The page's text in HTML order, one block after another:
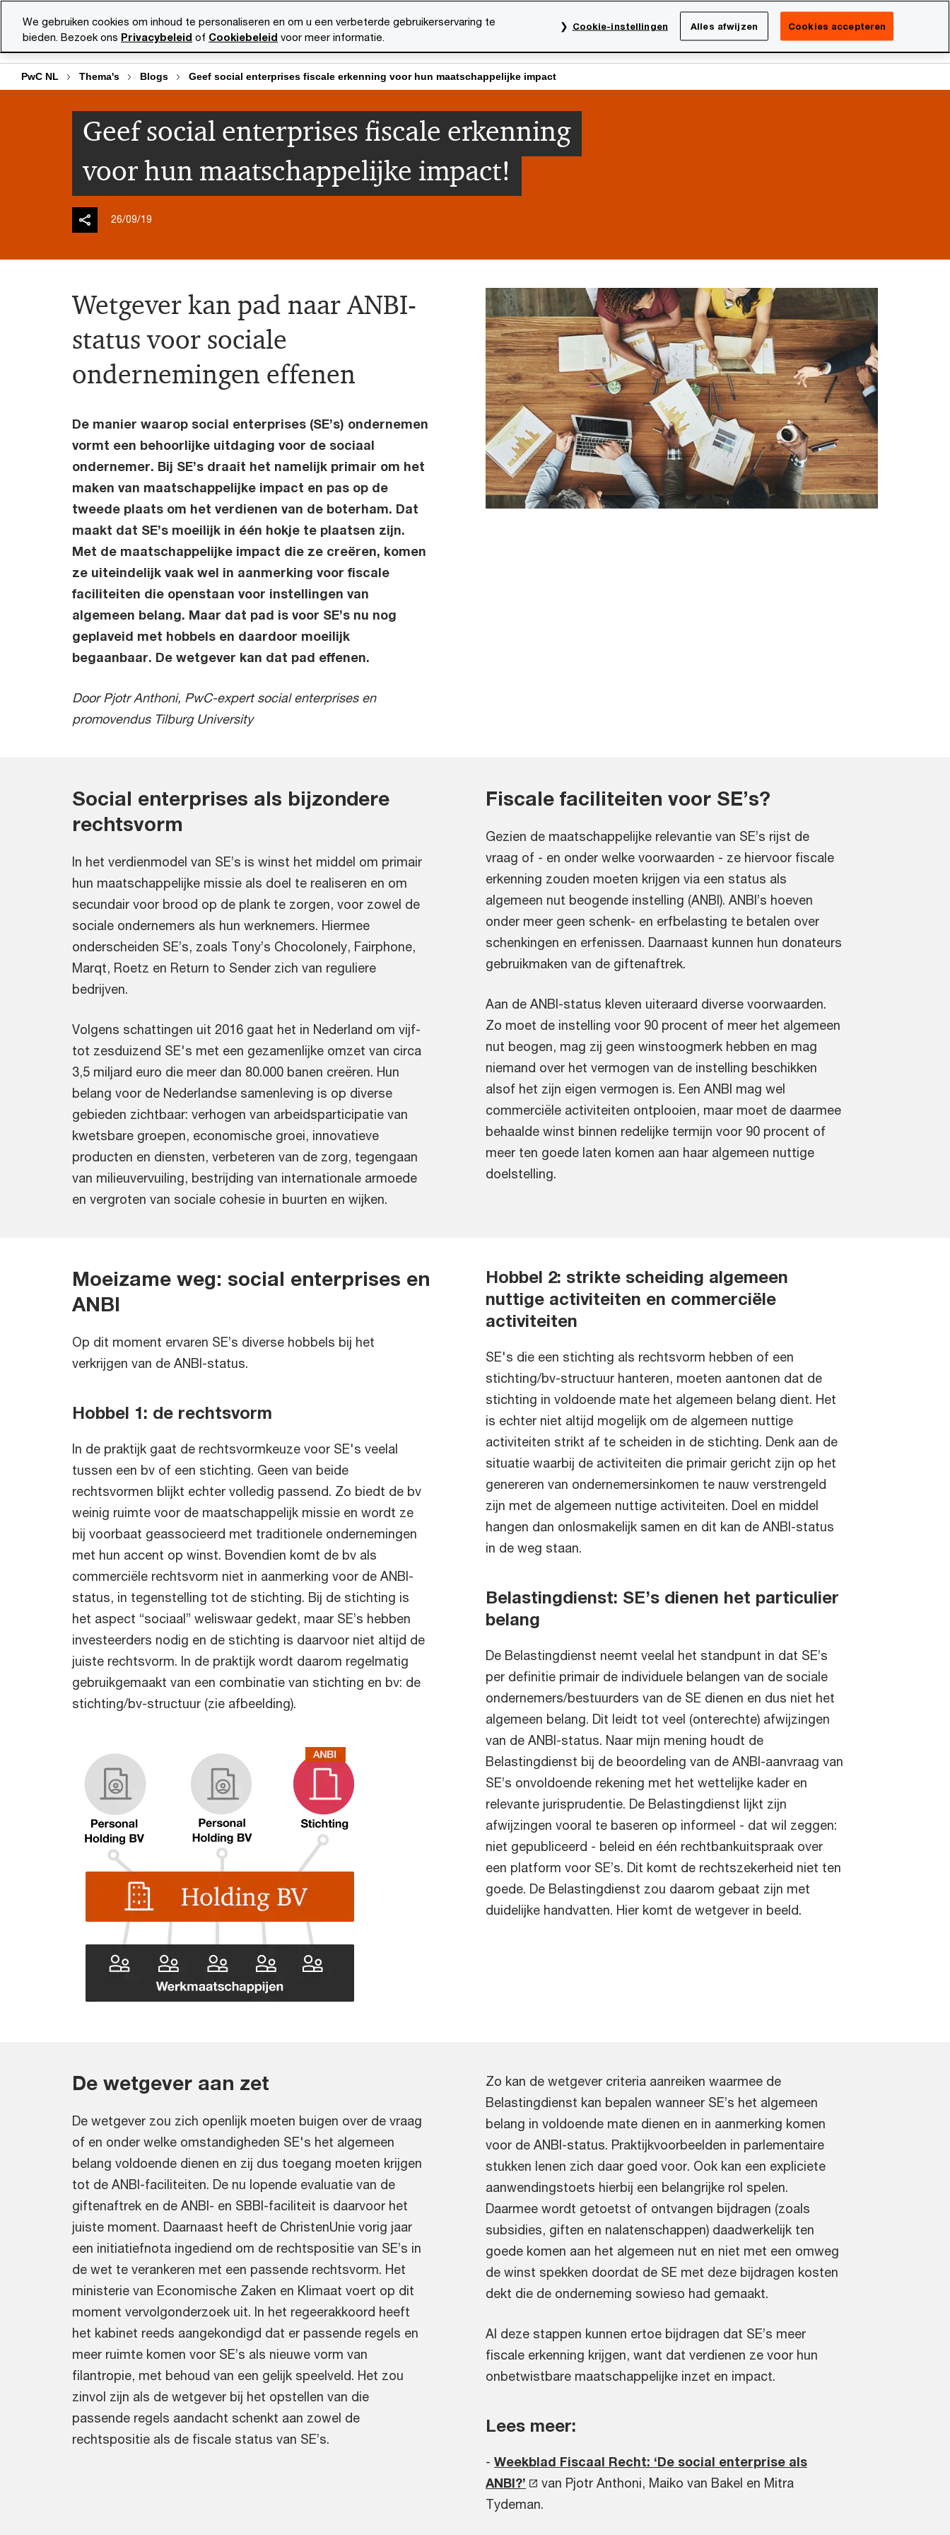
Diensten Marktsectoren Carrière
Netherlands
Search
PwC NL Thema's Blogs Geef social enterprises fiscale erkenning voor hun maatschappelijke impact
Geef social enterprises fiscale erkenning
voor hun maatschappelijke impact!
26/09/19
Wetgever kan pad naar ANBI-
status voor sociale
ondernemingen effenen
De manier waarop social enterprises (SE’s) ondernemen
vormt een behoorlijke uitdaging voor de sociaal
ondernemer. Bij SE’s draait het namelijk primair om het
maken van maatschappelijke impact en pas op de
tweede plaats om het verdienen van de boterham. Dat
maakt dat SE’s moeilijk in één hokje te plaatsen zijn.
Met de maatschappelijke impact die ze creëren, komen
ze uiteindelijk vaak wel in aanmerking voor fiscale
faciliteiten die openstaan voor instellingen van
algemeen belang. Maar dat pad is voor SE’s nu nog
geplaveid met hobbels en daardoor moeilijk
begaanbaar. De wetgever kan dat pad effenen.
Door Pjotr Anthoni, PwC-expert social enterprises en
promovendus Tilburg University
Social enterprises als bijzondere
rechtsvorm
In het verdienmodel van SE’s is winst het middel om primair
hun maatschappelijke missie als doel te realiseren en om
secundair voor brood op de plank te zorgen, voor zowel de
sociale ondernemers als hun werknemers. Hiermee
onderscheiden SE’s, zoals Tony’s Chocolonely, Fairphone,
Marqt, Roetz en Return to Sender zich van reguliere
bedrijven.
Volgens schattingen uit 2016 gaat het in Nederland om vijf-
tot zesduizend SE's met een gezamenlijke omzet van circa
3,5 miljard euro die meer dan 80.000 banen creëren. Hun
belang voor de Nederlandse samenleving is op diverse
gebieden zichtbaar: verhogen van arbeidsparticipatie van
kwetsbare groepen, economische groei, innovatieve
producten en diensten, verbeteren van de zorg, tegengaan
van milieuvervuiling, bestrijding van internationale armoede
en vergroten van sociale cohesie in buurten en wijken.
Fiscale faciliteiten voor SE’s?
Gezien de maatschappelijke relevantie van SE’s rijst de
vraag of - en onder welke voorwaarden - ze hiervoor fiscale
erkenning zouden moeten krijgen via een status als
algemeen nut beogende instelling (ANBI). ANBI’s hoeven
onder meer geen schenk- en erfbelasting te betalen over
schenkingen en erfenissen. Daarnaast kunnen hun donateurs
gebruikmaken van de giftenaftrek.
Aan de ANBI-status kleven uiteraard diverse voorwaarden.
Zo moet de instelling voor 90 procent of meer het algemeen
nut beogen, mag zij geen winstoogmerk hebben en mag
niemand over het vermogen van de instelling beschikken
alsof het zijn eigen vermogen is. Een ANBI mag wel
commerciële activiteiten ontplooien, maar moet de daarmee
behaalde winst binnen redelijke termijn voor 90 procent of
meer ten goede laten komen aan haar algemeen nuttige
doelstelling.
Moeizame weg: social enterprises en
ANBI
Op dit moment ervaren SE’s diverse hobbels bij het
verkrijgen van de ANBI-status.
Hobbel 1: de rechtsvorm
In de praktijk gaat de rechtsvormkeuze voor SE's veelal
tussen een bv of een stichting. Geen van beide
rechtsvormen blijkt echter volledig passend. Zo biedt de bv
weinig ruimte voor de maatschappelijk missie en wordt ze
bij voorbaat geassocieerd met traditionele ondernemingen
met hun accent op winst. Bovendien komt de bv als
commerciële rechtsvorm niet in aanmerking voor de ANBI-
status, in tegenstelling tot de stichting. Bij de stichting is
het aspect “sociaal” weliswaar gedekt, maar SE’s hebben
investeerders nodig en de stichting is daarvoor niet altijd de
juiste rechtsvorm. In de praktijk wordt daarom regelmatig
gebruikgemaakt van een combinatie van stichting en bv: de
stichting/bv-structuur (zie afbeelding).
Hobbel 2: strikte scheiding algemeen
nuttige activiteiten en commerciële
activiteiten
SE's die een stichting als rechtsvorm hebben of een
stichting/bv-structuur hanteren, moeten aantonen dat de
stichting in voldoende mate het algemeen belang dient. Het
is echter niet altijd mogelijk om de algemeen nuttige
activiteiten strikt af te scheiden in de stichting. Denk aan de
situatie waarbij de activiteiten die primair gericht zijn op het
genereren van ondernemersinkomen te nauw verstrengeld
zijn met de algemeen nuttige activiteiten. Doel en middel
hangen dan onlosmakelijk samen en dit kan de ANBI-status
in de weg staan.
Belastingdienst: SE’s dienen het particulier
belang
De Belastingdienst neemt veelal het standpunt in dat SE’s
per definitie primair de individuele belangen van de sociale
ondernemers/bestuurders van de SE dienen en dus niet het
algemeen belang. Dit leidt tot veel (onterechte) afwijzingen
van de ANBI-status. Naar mijn mening houdt de
Belastingdienst bij de beoordeling van de ANBI-aanvraag van
SE’s onvoldoende rekening met het wettelijke kader en
relevante jurisprudentie. De Belastingdienst lijkt zijn
afwijzingen vooral te baseren op informeel - dat wil zeggen:
niet gepubliceerd - beleid en één rechtbankuitspraak over
een platform voor SE’s. Dit komt de rechtszekerheid niet ten
goede. De Belastingdienst zou daarom gebaat zijn met
duidelijke handvatten. Hier komt de wetgever in beeld.
De wetgever aan zet
De wetgever zou zich openlijk moeten buigen over de vraag
of en onder welke omstandigheden SE's het algemeen
belang voldoende dienen en zij dus toegang moeten krijgen
tot de ANBI-faciliteiten. De nu lopende evaluatie van de
giftenaftrek en de ANBI- en SBBI-faciliteit is daarvoor het
juiste moment. Daarnaast heeft de ChristenUnie vorig jaar
een initiatiefnota ingediend om de rechtspositie van SE’s in
de wet te verankeren met een passende rechtsvorm. Het
ministerie van Economische Zaken en Klimaat voert op dit
moment vervolgonderzoek uit. In het regeerakkoord heeft
het kabinet reeds aangekondigd dat er passende regels en
meer ruimte komen voor SE’s als nieuwe vorm van
filantropie, met behoud van een gelijk speelveld. Het zou
zinvol zijn als de wetgever bij het opstellen van die
passende regels aandacht schenkt aan zowel de
rechtspositie als de fiscale status van SE’s.
Zo kan de wetgever criteria aanreiken waarmee de
Belastingdienst kan bepalen wanneer SE’s het algemeen
belang in voldoende mate dienen en in aanmerking komen
voor de ANBI-status. Praktijkvoorbeelden in parlementaire
stukken lenen zich daar goed voor. Ook kan een expliciete
aanwendingstoets hierbij een belangrijke rol spelen.
Daarmee wordt getoetst of ontvangen bijdragen (zoals
subsidies, giften en nalatenschappen) daadwerkelijk ten
goede komen aan het algemeen nut en niet met een omweg
de winst spekken doordat de SE met deze bijdragen kosten
dekt die de onderneming sowieso had gemaakt.
Al deze stappen kunnen ertoe bijdragen dat SE’s meer
fiscale erkenning krijgen, want dat verdienen ze voor hun
onbetwistbare maatschappelijke inzet en impact.
Lees meer:
- Weekblad Fiscaal Recht: ‘De social enterprise als
ANBI?’
van Pjotr Anthoni, Maiko van Bakel en Mitra
Tydeman.
We gebruiken cookies om inhoud te personaliseren en om u een verbeterde gebruikerservaring te
bieden. Bezoek ons Privacybeleid of Cookiebeleid voor meer informatie.
Cookie-instellingen Alles afwijzen Cookies accepteren